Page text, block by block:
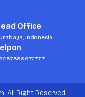
Office
Indonesia
All Right Reserved.